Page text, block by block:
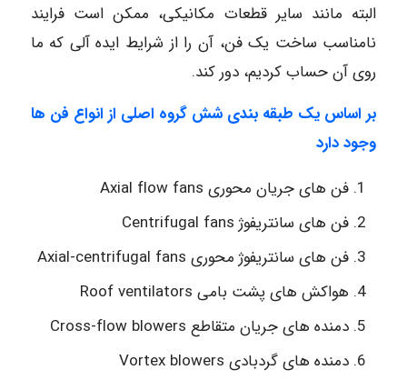
البته مانند سایر قطعات مکانیکی، ممکن است فرایند
نامناسب ساخت یک فن، آن را از شرایط ایده آلی که ما
روی آن حساب کردیم، دور کند.
بر اساس یک طبقه بندی شش گروه اصلی از انواع فن ها
وجوددارد
فن های جریان محوری Axial flow fans
فن های سانتریفوژ Centrifugal fans
فن های سانتریفوژ محوری Axial-centrifugal fans
هواکش های پشت بامی Roof ventilators
دمنده های جریان متقاطع Cross-flow blowers
دمنده های گردبادی Vortex blowers